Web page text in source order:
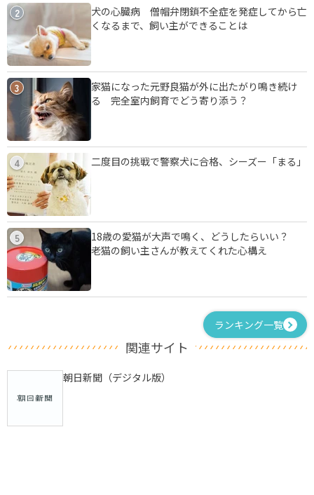
2
犬の心臓病 僧帽弁閉鎖不全症を発症してから亡
くなるまで、飼い主ができることは
3
家猫になった元野良猫が外に出たがり鳴き続け
る 完全室内飼育でどう寄り添う？
4 二度目の挑戦で警察犬に合格、シーズー「まる」
5
18歳の愛猫が大声で鳴く、どうしたらいい？
老猫の飼い主さんが教えてくれた心構え
ランキング一覧
関連サイト
朝日新聞（デジタル版）